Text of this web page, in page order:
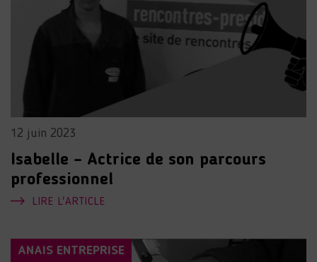
12 juin 2023
Isabelle – Actrice de son parcours
professionnel
LIRE L'ARTICLE
ANAIS ENTREPRISE